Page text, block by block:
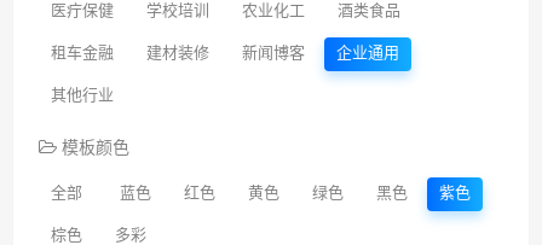
医疔保健 学校培训 农业化工 酒类食品
租车金融 建材装修 新闻博客 企业通用
其他行业
模板颜色
全部 蓝色 红色 黄色 绿色 黑色 紫色
棕色 多彩